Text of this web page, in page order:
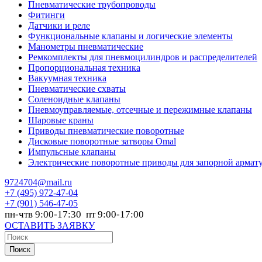
Пневматические трубопроводы
Фитинги
Датчики и реле
Функциональные клапаны и логические элементы
Манометры пневматические
Ремкомплекты для пневмоцилиндров и распределителей
Пропорциональная техника
Вакуумная техника
Пневматические схваты
Соленоидные клапаны
Пневмоуправляемые, отсечные и пережимные клапаны
Шаровые краны
Приводы пневматические поворотные
Дисковые поворотные затворы Omal
Импульсные клапаны
Электрические поворотные приводы для запорной
9724704@mail.ru
+7 (495) 972-47-04
+7 (901) 546-47-05
пн-чтв 9:00-17:30 пт 9:00-17:00
ОСТАВИТЬ ЗАЯВКУ
Поиск